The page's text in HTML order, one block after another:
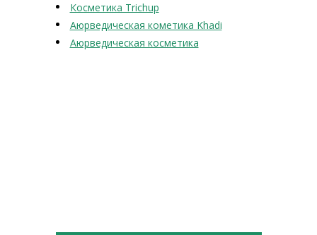
Косметика Trichup
Аюрведическая кометика Khadi
Аюрведическая косметика